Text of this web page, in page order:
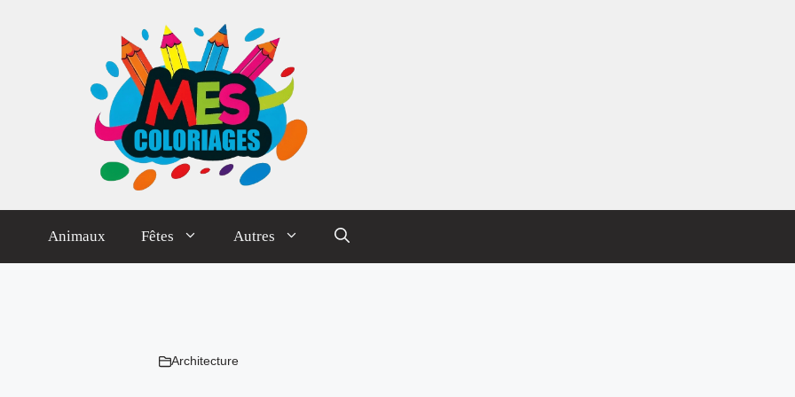
Animaux Fêtes Autres
Architecture